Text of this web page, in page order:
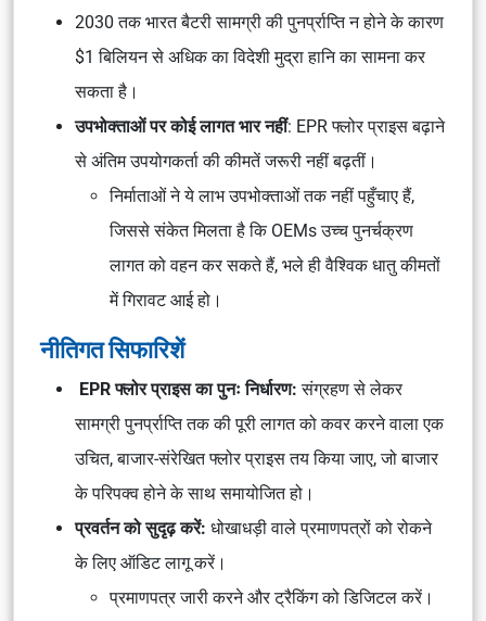
2030 तक भारत बैटरी सामग्री की पुनर्प्राप्ति न होने के कारण
$1 बिलियन से अधिक का विदेशी मुद्रा हानि का सामना कर
सकता है।
उपभोक्ताओं पर कोई लागत भार नहीं: EPR फ्लोर प्राइस बढ़ाने
से अंतिम उपयोगकर्ता की कीमतें जरूरी नहीं बढ़तीं।
निर्माताओं ने ये लाभ उपभोक्ताओं तक नहीं पहुँचाए हैं,
जिससे संकेत मिलता है कि OEMs उच्च पुनर्चक्रण
लागत को वहन कर सकते हैं, भले ही वैश्विक धातु कीमतों
में गिरावट आई हो।
नीतिगत सिफारिशें
EPR फ्लोर प्राइस का पुनः निर्धारण:संग्रहण से लेकर
सामग्री पुनर्प्राप्ति तक की पूरी लागत को कवर करने वाला एक
उचित, बाजार-संरेखित फ्लोर प्राइस तय किया जाए, जो बाजार
के परिपक्व होने के साथ समायोजित हो।
प्रवर्तन को सुदृढ़ करें: धोखाधड़ी वाले प्रमाणपत्रों को रोकने
के लिए ऑडिट लागू करें।
प्रमाणपत्र जारी करने और ट्रैकिंग को डिजिटल करें।